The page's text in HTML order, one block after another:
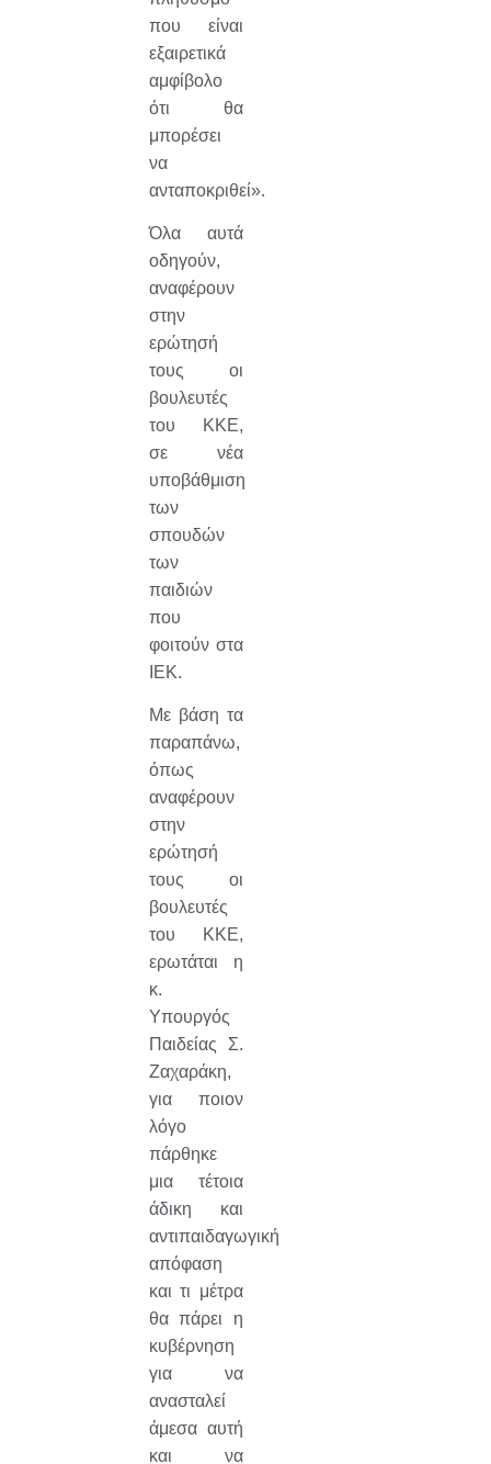
που είναι
εξαιρετικά
αμφίβολο
ότι θα
μπορέσει
να
ανταποκριθεί».
Όλα αυτά
οδηγούν,
αναφέρουν
στην
ερώτησή
τους οι
βουλευτές
του ΚΚΕ,
σε νέα
υποβάθμιση
των
σπουδών
των
παιδιών
που
φοιτούν στα
ΙΕΚ.
Με βάση τα
παραπάνω,
όπως
αναφέρουν
στην
ερώτησή
τους οι
βουλευτές
του ΚΚΕ,
ερωτάται η
κ.
Υπουργός
Παιδείας Σ.
Ζαχαράκη,
για ποιον
λόγο
πάρθηκε
μια τέτοια
άδικη και
αντιπαιδαγωγική
απόφαση
και τι μέτρα
θα πάρει η
κυβέρνηση
για να
ανασταλεί
άμεσα αυτή
και να